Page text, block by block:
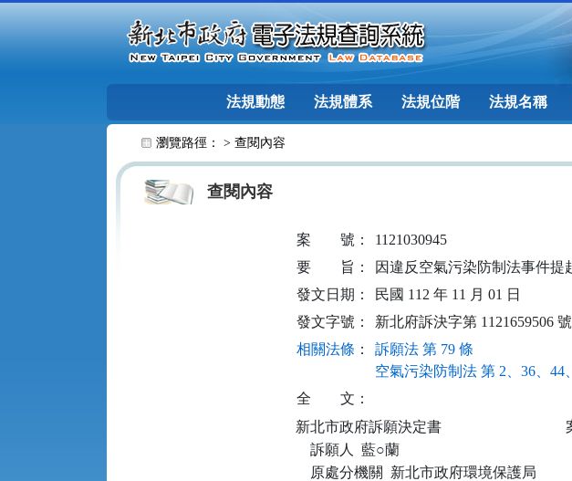
法規動態 法規體系 法規位階 法規名稱
瀏覽路徑： > 查閱內容
查閱內容
案 號：
1121030945
要
旨：
因違反空氣污染防制法事件提
發文日期：
民國 112 年 11 月 01 日
發文字號：
新北府訴決字第 1121659506 號
相關法條 ：
訴願法 第 79 條
空氣污染防制法 第 2、36、44
全
文：
新北市政府訴願決定書
    訴願人  藍○蘭
    原處分機關  新北市政府環境保護局